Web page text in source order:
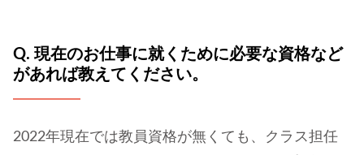
Q. 現在のお仕事に就くために必要な資格など
があれば教えてください。
2022年現在では教員資格が無くても、クラス担任